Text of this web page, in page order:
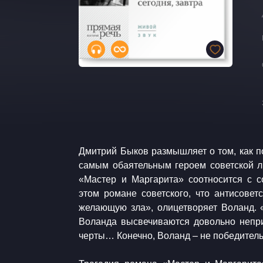
Дмитрий Быков размышляет о том, как
самым обаятельным героем советской
«Мастер и Маргарита» соотносится с
этом романе советского, что
желающую зла», олицетворяет Воланд.
Воланда высвечиваются довольно
черты… Конечно, Воланд – не